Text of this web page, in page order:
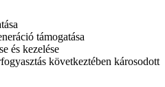
támogatása
és kezelése
következtében károsodott